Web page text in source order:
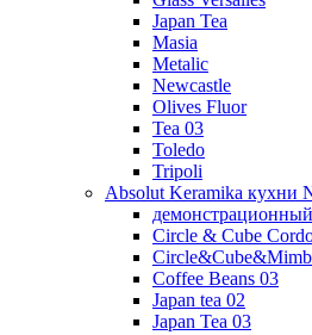
Japan Tea
Masia
Metalic
Newcastle
Olives Fluor
Tea 03
Toledo
Tripoli
Absolut Keramika кухни
Circle & Cube
Coffee Beans 03
Japan tea 02
Japan Tea 03